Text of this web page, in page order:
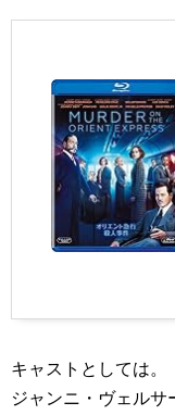
キャストとしては。
ジャンニ・ヴェルサ